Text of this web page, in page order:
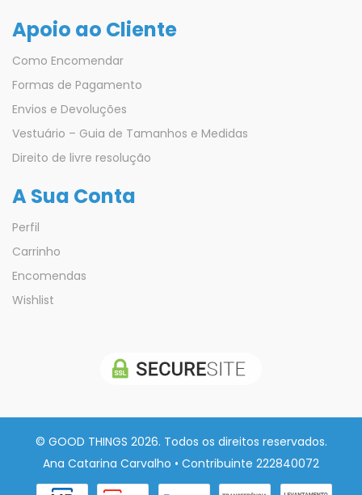
Apoio ao Cliente
Como Encomendar
Formas de Pagamento
Envios e Devoluções
Vestuário – Guia de Tamanhos e Medidas
Direito de livre resolução
A Sua Conta
Perfil
Carrinho
Encomendas
Wishlist
© GOOD THINGS 2026. Todos os direitos reservados.
Ana Catarina Carvalho • Contribuinte 222840072